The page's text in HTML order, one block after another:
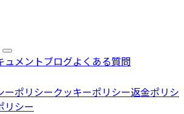
ュメントブログよくある質問
ーポリシークッキーポリシー返金ポリシ
リシー